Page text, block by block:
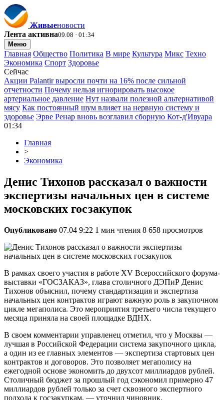
Живыеновости
Лента активна09.08 · 01:34
Меню
Главная Общество Политика В мире Культура Микс Техно
Экономика Спорт Здоровье
Сейчас
Акции Palantir выросли почти на 16% после сильной
отчетности Почему нельзя игнорировать высокое
артериальное давление Нут назвали полезной альтернативой
мясу Как постоянный шум влияет на нервную систему и
здоровье Эрве Ренар вновь возглавил сборную Кот-д'Ивуара
01:34
Главная
>
Экономика
Денис Тихонов рассказал о важности
экспертизы начальных цен в системе
московских госзакупок
Опубликовано 07.04 9:22 1 мин чтения 8 658 просмотров
В рамках своего участия в работе XV Всероссийского форума-
выставки «ГОСЗАКАЗ», глава столичного ДЭПиР Денис
Тихонов объяснил, почему стандартизация и экспертиза
начальных цен контрактов играют важную роль в закупочном
цикле мегаполиса. Это мероприятия третьего числа текущего
месяца приняла на своей площадке ВДНХ.
В своем комментарии управленец отметил, что у Москвы —
лучшая в Российской Федерации система закупочного цикла,
а один из ее главных элементов — экспертиза стартовых цен
контрактов и договоров. Это позволяет мегаполису на
ежегодной основе экономить до двухсот миллиардов рублей.
Столичный бюджет за прошлый год сэкономил примерно 47
миллиардов рублей только за счет сквозного экспертного
подхода к госзакупкам, — уточнил чиновник.